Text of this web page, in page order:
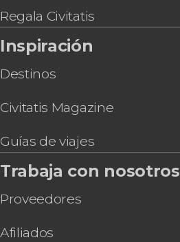
Regala Civitatis
Inspiración
Destinos
Civitatis Magazine
Guías de viajes
Trabaja con nosotros
Proveedores
Afiliados